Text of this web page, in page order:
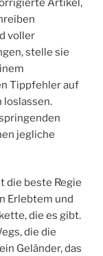
Artikel,
voller
stelle sie
Tippfehler auf
loslassen.
jegliche
die beste Regie
Erlebtem und
die es gibt.
die die
Geländer, das